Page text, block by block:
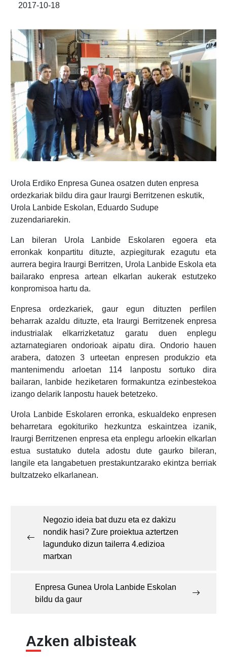
2017-10-18
Urola Erdiko Enpresa Gunea osatzen duten enpresa
ordezkariak bildu dira gaur Iraurgi Berritzenen eskutik,
Urola Lanbide Eskolan, Eduardo Sudupe
zuzendariarekin.
Lan bileran Urola Lanbide Eskolaren egoera eta
erronkak konpartitu dituzte, azpiegiturak ezagutu eta
aurrera begira Iraurgi Berritzen, Urola Lanbide Eskola eta
bailarako enpresa artean elkarlan aukerak estutzeko
konpromisoa hartu da.
Enpresa ordezkariek, gaur egun dituzten perfilen
beharrak azaldu dituzte, eta Iraurgi Berritzenek enpresa
industrialak elkarrizketatuz garatu duen enplegu
aztarnategiaren ondorioak aipatu dira. Ondorio hauen
arabera, datozen 3 urteetan enpresen produkzio eta
mantenimendu arloetan 114 lanpostu sortuko dira
bailaran, lanbide heziketaren formakuntza ezinbestekoa
izango delarik lanpostu hauek betetzeko.
Urola Lanbide Eskolaren erronka, eskualdeko enpresen
beharretara egokituriko hezkuntza eskaintzea izanik,
Iraurgi Berritzenen enpresa eta enplegu arloekin elkarlan
estua sustatuko dutela adostu dute gaurko bileran,
langile eta langabetuen prestakuntzarako ekintza berriak
bultzatzeko elkarlanean.
Negozio ideia bat duzu eta ez dakizu
nondik hasi? Zure proiektua aztertzen
lagunduko dizun tailerra 4.edizioa
martxan
Enpresa Gunea Urola Lanbide Eskolan
bildu da gaur
Azken albisteak